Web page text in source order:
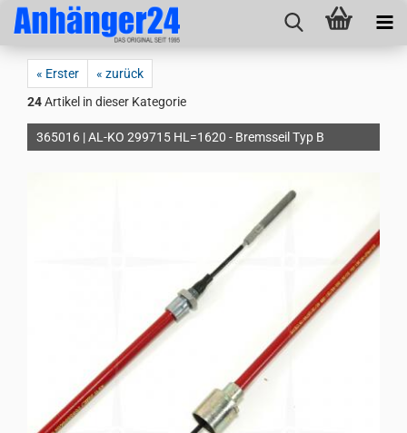
« Erster
« zurück
24Artikel in dieser Kategorie
365016 | AL-KO 299715 HL=1620 - Bremsseil Typ B